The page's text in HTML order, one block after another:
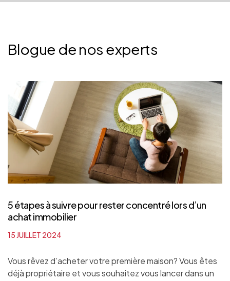
Blogue de nos experts
5 étapes à suivre pour rester concentré lors d’un
achat immobilier
15 JUILLET 2024
Vous rêvez d’acheter votre première maison? Vous êtes
déjà propriétaire et vous souhaitez vous lancer dans un